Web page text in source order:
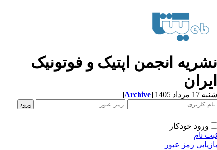
انجمن اپتیک و فوتونیک
مرداد 1405 [Archive]
ورود خودکار
نام
رمز عبور